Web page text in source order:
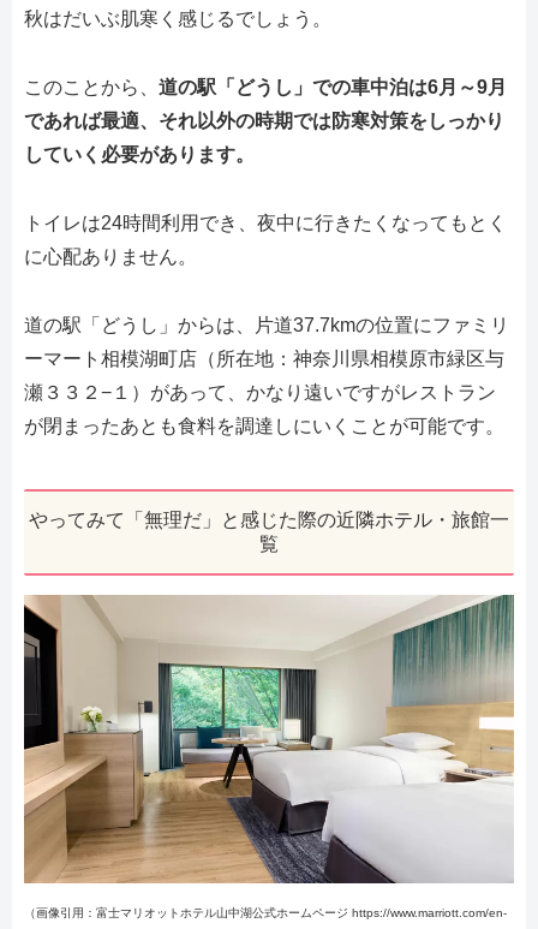
秋はだいぶ肌寒く感じるでしょう。
このことから、 道の駅「どうし」での車中泊は6月～9月
であれば最適、それ以外の時期では防寒対策をしっかり
していく必要があります。
トイレは24時間利用でき、夜中に行きたくなってもとく
に心配ありません。
道の駅「どうし」からは、片道37.7kmの位置にファミリ
ーマート相模湖町店（所在地：神奈川県相模原市緑区与
瀬３３２−１）があって、かなり遠いですがレストラン
が閉まったあとも食料を調達しにいくことが可能です。
やってみて「無理だ」と感じた際の近隣ホテル・旅館一
覧
（画像引用：富士マリオットホテル山中湖公式ホームページ https://www.marriott.com/en-